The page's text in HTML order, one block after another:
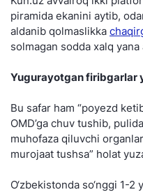
piramida ekanini aytib,
aldanib qolmaslikka
solmagan sodda xalq yana
Yugurayotgan firibgarlar
Bu safar ham “poyezd
OMD’ga chuv tushib,
muhofaza qiluvchi
murojaat tushsa” holat
O‘zbekistonda so‘nggi 1-2